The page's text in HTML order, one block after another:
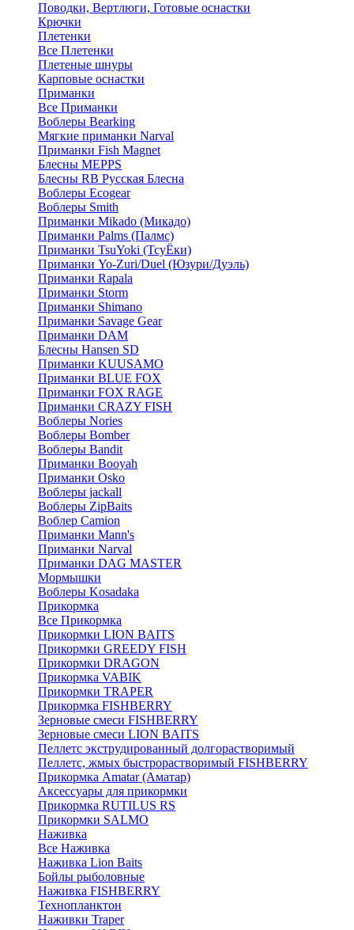
Поводки, Вертлюги, Готовые оснастки
Крючки
Плетенки
Все Плетенки
Плетеные шнуры
Карповые оснастки
Приманки
Все Приманки
Воблеры Bearking
Мягкие приманки Narval
Приманки Fish Magnet
Блесны MEPPS
Блесны RB Русская Блесна
Воблеры Ecogear
Воблеры Smith
Приманки Mikado (Микадо)
Приманки Palms (Палмс)
Приманки TsuYoki (ТсуЁки)
Приманки Yo-Zuri/Duel (Юзури/Дуэль)
Приманки Rapala
Приманки Storm
Приманки Shimano
Приманки Savage Gear
Приманки DAM
Блесны Hansen SD
Приманки KUUSAMO
Приманки BLUE FOX
Приманки FOX RAGE
Приманки CRAZY FISH
Воблеры Nories
Воблеры Bomber
Воблеры Bandit
Приманки Booyah
Приманки Osko
Воблеры jackall
Воблеры ZipBaits
Воблер Camion
Приманки Mann's
Приманки Narval
Приманки DAG MASTER
Мормышки
Воблеры Kosadaka
Прикормка
Все Прикормка
Прикормки LION BAITS
Прикормки GREEDY FISH
Прикормки DRAGON
Прикормка VABIK
Прикормки TRAPER
Прикормка FISHBERRY
Зерновые смеси FISHBERRY
Зерновые смеси LION BAITS
Пеллетс экструдированный долгорастворимый
Пеллетс, жмых быстрорастворимый FISHBERRY
Прикормка Amatar (Аматар)
Аксессуары для прикормки
Прикормка RUTILUS RS
Прикормки SALMO
Наживка
Все Наживка
Наживка Lion Baits
Бойлы рыболовные
Наживка FISHBERRY
Технопланктон
Наживки Traper